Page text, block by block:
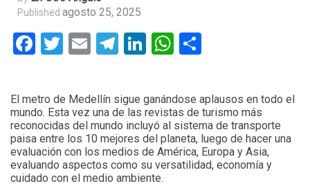
Published agosto 25, 2025
Facebook
Twitter
EmailTelegram
LinkedIn
WhatsApp
El metro de Medellín sigue ganándose aplausos en todo el
mundo. Esta vez una de las revistas de turismo más
reconocidas del mundo incluyó al sistema de transporte
paisa entre los 10 mejores del planeta, luego de hacer una
evaluación con los medios de América, Europa y Asia,
evaluando aspectos como su versatilidad, economía y
cuidado con el medio ambiente.